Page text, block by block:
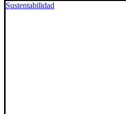
Sustentabilidad